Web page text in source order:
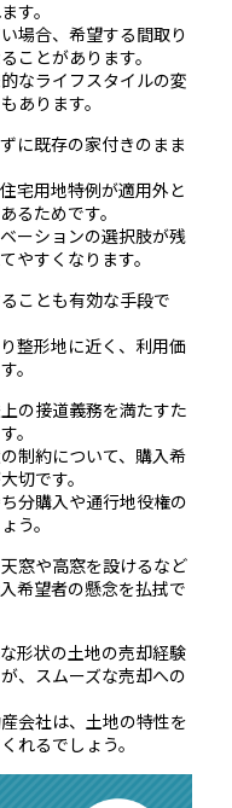
す。
場合、希望する間取り
ことがあります。
なライフスタイルの変
あります。
に既存の家付きのまま
宅用地特例が適用外と
るためです。
ーションの選択肢が残
やすくなります。
ことも有効な手段で
整形地に近く、利用価
。
の接道義務を満たすた
。
制約について、購入希
切です。
分購入や通行地役権の
う。
窓や高窓を設けるなど
希望者の懸念を払拭で
形状の土地の売却経験
、スムーズな売却への
会社は、土地の特性を
れるでしょう。